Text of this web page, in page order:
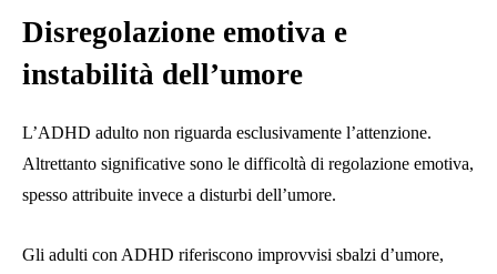
Disregolazione emotiva e
instabilità dell’umore
L’ADHD adulto non riguarda esclusivamente l’attenzione.
Altrettanto significative sono le difficoltà di regolazione emotiva,
spesso attribuite invece a disturbi dell’umore.
Gli adulti con ADHD riferiscono improvvisi sbalzi d’umore,